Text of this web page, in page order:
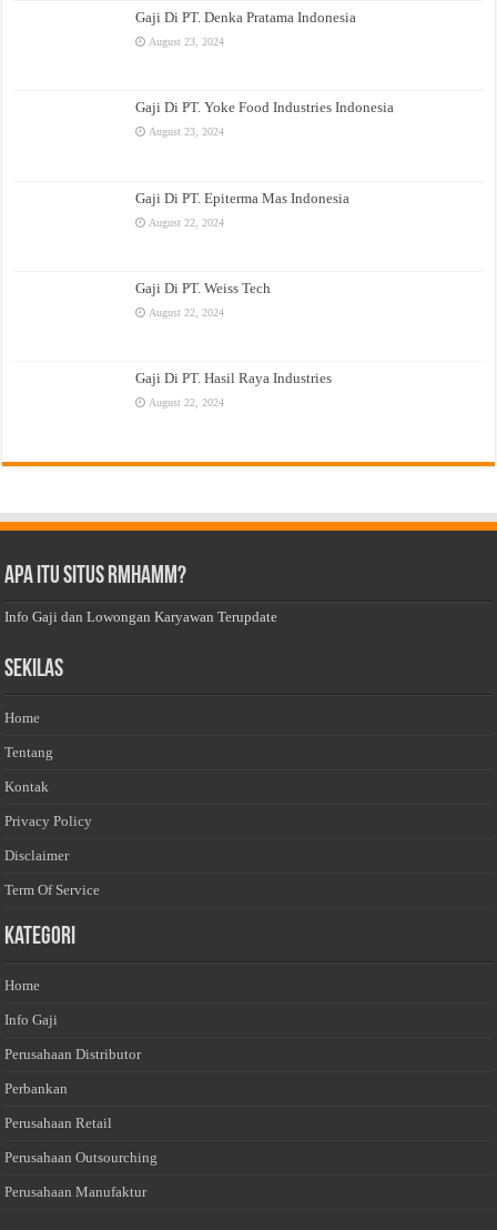
Gaji Di PT. Denka Pratama Indonesia
August 23, 2024
Gaji Di PT. Yoke Food Industries Indonesia
August 23, 2024
Gaji Di PT. Epiterma Mas Indonesia
August 22, 2024
Gaji Di PT. Weiss Tech
August 22, 2024
Gaji Di PT. Hasil Raya Industries
August 22, 2024
Apa Itu Situs Rmhamm?
Info Gaji dan Lowongan Karyawan Terupdate
Sekilas
Home
Tentang
Kontak
Privacy Policy
Disclaimer
Term Of Service
Kategori
Home
Info Gaji
Perusahaan Distributor
Perbankan
Perusahaan Retail
Perusahaan Outsourching
Perusahaan Manufaktur